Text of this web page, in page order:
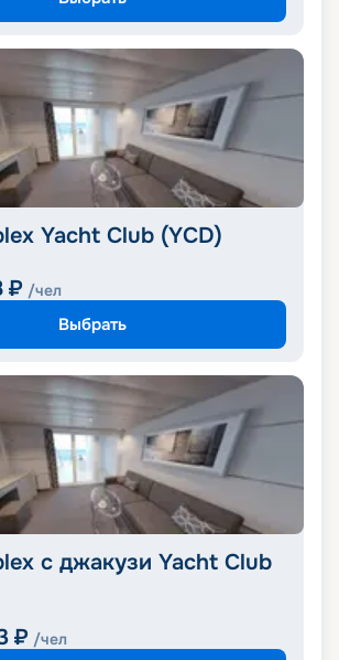
Yacht Club (YCD)
₽ /чел
Выбрать
с джакузи Yacht Club
₽ /чел